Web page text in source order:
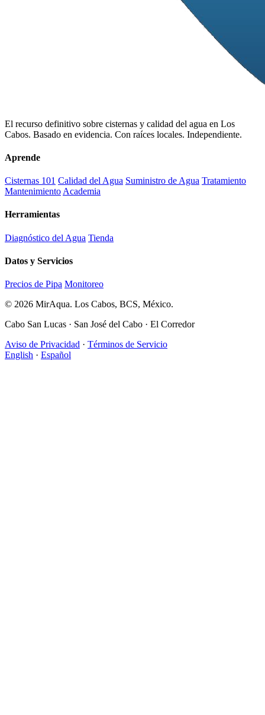
El recurso definitivo sobre cisternas y calidad del agua en Los
Cabos. Basado en evidencia. Con raíces locales. Independiente.
Aprende
Cisternas 101 Calidad del Agua Suministro de Agua Tratamiento
Mantenimiento Academia
Herramientas
Diagnóstico del Agua Tienda
Datos y Servicios
Precios de Pipa Monitoreo
© 2026 MirAqua. Los Cabos, BCS, México.
Cabo San Lucas · San José del Cabo · El Corredor
Aviso de Privacidad · Términos de Servicio
English · Español